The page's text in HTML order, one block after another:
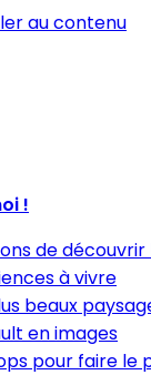
au contenu
!
de
à vivre
beaux
en images
pour faire le